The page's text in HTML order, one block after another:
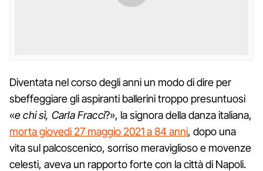
Diventata nel corso degli anni un modo di dire per
sbeffeggiare gli aspiranti ballerini troppo presuntuosi
«e chi sì, Carla Fracci?», la signora della danza italiana,
morta giovedì 27 maggio 2021 a 84 anni, dopo una
vita sul palcoscenico, sorriso meraviglioso e movenze
celesti, aveva un rapporto forte con la città di Napoli.